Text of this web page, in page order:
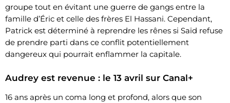
groupe tout en évitant une guerre de gangs entre la
famille d’Éric et celle des frères El Hassani. Cependant,
Patrick est déterminé à reprendre les rênes si Saïd refuse
de prendre parti dans ce conflit potentiellement
dangereux qui pourrait enflammer la capitale.
Audrey est revenue : le 13 avril sur Canal+
16 ans après un coma long et profond, alors que son